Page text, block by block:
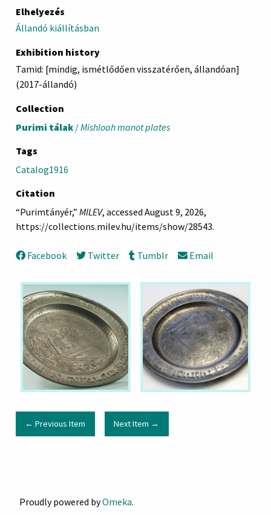
Elhelyezés
Állandó kiállításban
Exhibition history
Tamid: [mindig, ismétlődően visszatérően, állandóan]
(2017-állandó)
Collection
Purimi tálak /Mishloah manot plates
Tags
Catalog1916
Citation
“Purimtányér,” MILEV, accessed August 9, 2026,
https://collections.milev.hu/items/show/28543.
Facebook Twitter Tumblr Email
← Previous Item Next Item →
Proudly powered byOmeka.